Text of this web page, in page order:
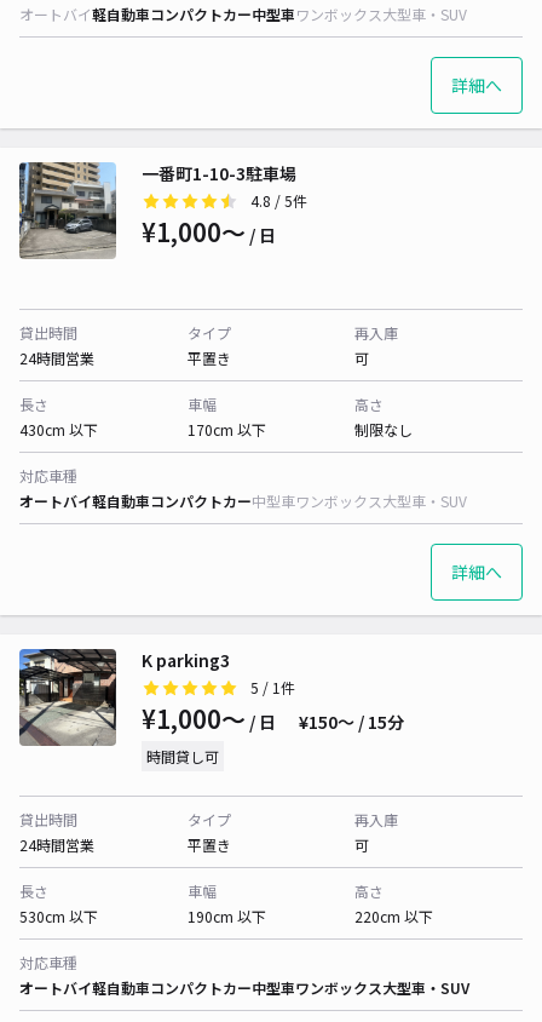
オートバイ軽自動車コンパクトカー中型車ワンボックス大型車・SUV
詳細へ
一番町1-10-3駐車場
4.8 / 5件
¥1,000〜 / 日
貸出時間
24時間営業
タイプ
平置き
再入庫
可
長さ
430cm 以下
車幅
170cm 以下
高さ
制限なし
対応車種
オートバイ軽自動車コンパクトカー中型車ワンボックス大型車・SUV
詳細へ
K parking3
5 / 1件
¥1,000〜 / 日 ¥150〜 / 15分
時間貸し可
貸出時間
24時間営業
タイプ
平置き
再入庫
可
長さ
530cm 以下
車幅
190cm 以下
高さ
220cm 以下
対応車種
オートバイ軽自動車コンパクトカー中型車ワンボックス大型車・SUV